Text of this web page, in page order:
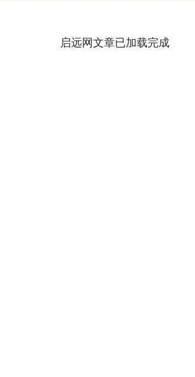
启远网文章已加载完成